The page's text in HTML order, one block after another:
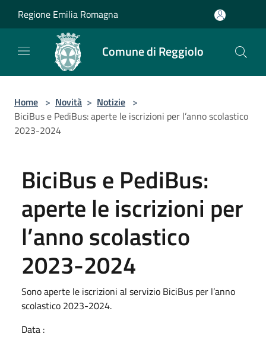
Regione Emilia Romagna
Comune di Reggiolo
Home > Novità > Notizie >
BiciBus e PediBus: aperte le iscrizioni per l’anno scolastico
2023-2024
BiciBus e PediBus:
aperte le iscrizioni per
l’anno scolastico
2023-2024
Sono aperte le iscrizioni al servizio BiciBus per l’anno
scolastico 2023-2024.
Data :